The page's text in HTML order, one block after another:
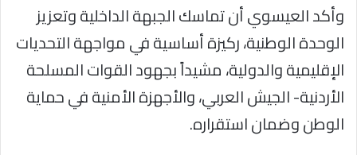
وأكد العيسوي أن تماسك الجبهة الداخلية وتعزيز
الوحدة الوطنية، ركيزة أساسية في مواجهة التحديات
الإقليمية والدولية، مشيداً بجهود القوات المسلحة
الأردنية- الجيش العربي، والأجهزة الأمنية في حماية
الوطن وضمان استقراره.